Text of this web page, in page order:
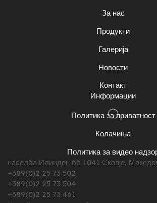
За нас
Продукти
Галерија
Новости
Контакт
Информации
Политика за приватност
Колачиња
Политика за видео
населба Илинден бб 1041 Скопје,
+389(0)2 25 73 502
+389(0)2 25 73 504
+389(0)2 25 73 461